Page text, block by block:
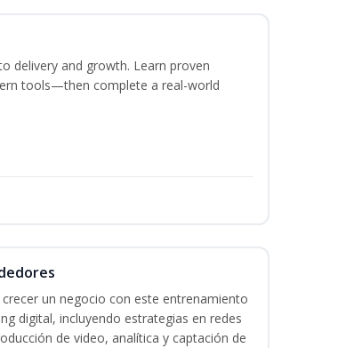
delivery and growth. Learn proven
tools—then complete a real-world
un negocio con este entrenamiento
digital, incluyendo estrategias en redes
de video, analítica y captación de